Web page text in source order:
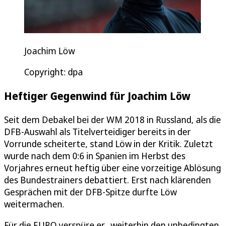
Joachim Löw
Copyright: dpa
Heftiger Gegenwind für Joachim Löw
Seit dem Debakel bei der WM 2018 in Russland, als die
DFB-Auswahl als Titelverteidiger bereits in der
Vorrunde scheiterte, stand Löw in der Kritik. Zuletzt
wurde nach dem 0:6 in Spanien im Herbst des
Vorjahres erneut heftig über eine vorzeitige Ablösung
des Bundestrainers debattiert. Erst nach klärenden
Gesprächen mit der DFB-Spitze durfte Löw
weitermachen.